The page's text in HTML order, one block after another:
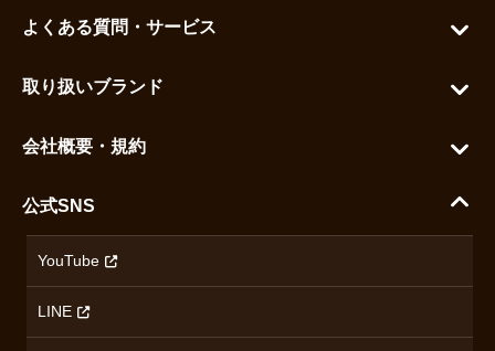
お気に入りを見る
よくある質問・サービス
ご利用ガイド
配送・送料について
ハラダの保証とアフターサービス
取り扱いブランド
セイコー
カシオ
オリエントスター
会社概要・規約
沿革
公式SNS
YouTube
LINE